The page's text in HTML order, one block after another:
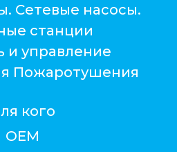
Сетевые насосы.
станции
и управление
Пожаротушения
кого
ОЕМ